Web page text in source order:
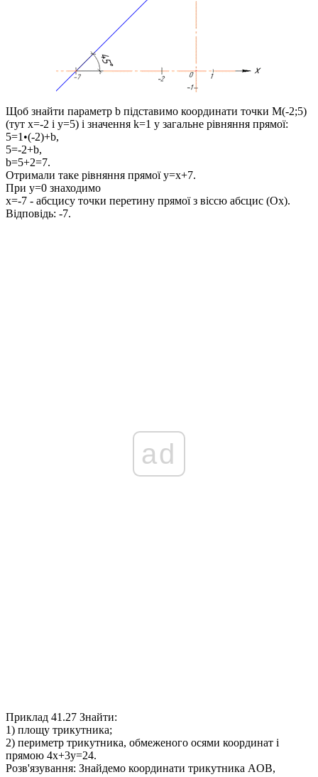
Щоб знайти параметр b підставимо координати точки M(-2;5)
(тут x=-2 і y=5) і значення k=1 у загальне рівняння прямої:
5=1•(-2)+b,
5=-2+b,
b=5+2=7.
Отримали таке рівняння прямоїy=x+7.
При y=0 знаходимо
x=-7 - абсцису точки перетину прямої з віссю абсцис (Ox).
Відповідь: -7.
ad
Приклад 41.27 Знайти:
1) площу трикутника;
2) периметр трикутника, обмеженого осями координат і
прямою 4x+3y=24.
Розв'язування: Знайдемо координати трикутника AOB,